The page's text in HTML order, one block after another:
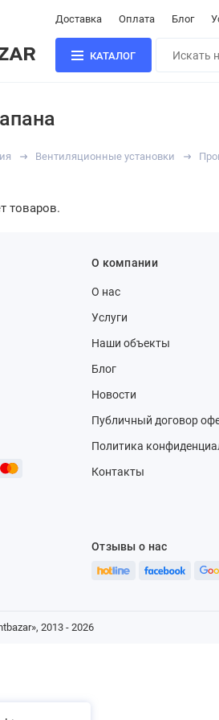
Доставка Оплата Блог
КАТАЛОГ
Вентиляционные установки
товаров.
О компании
О нас
Услуги
Наши объекты
Блог
Новости
Публичный договор
Политика
Контакты
Отзывы о нас
2013 - 2026